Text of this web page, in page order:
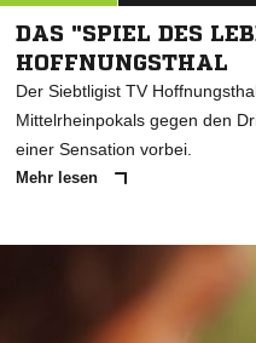
DAS "SPIEL DES
HOFFNUNGSTHAL
Der Siebtligist TV
Mittelrheinpokals gegen den
einer Sensation vorbei.
Mehr lesen